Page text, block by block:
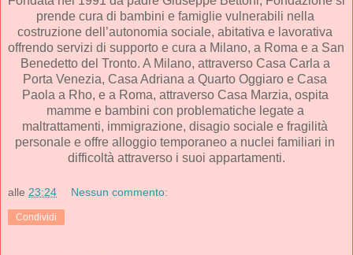
prende cura di bambini e famiglie vulnerabili nella
costruzione dell’autonomia sociale, abitativa e lavorativa
offrendo servizi di supporto e cura a Milano, a Roma e a San
Benedetto del Tronto. A Milano, attraverso Casa Carla a
Porta Venezia, Casa Adriana a Quarto Oggiaro e Casa
Paola a Rho, e a Roma, attraverso Casa Marzia, ospita
mamme e bambini con problematiche legate a
maltrattamenti, immigrazione, disagio sociale e fragilità
personale e offre alloggio temporaneo a nuclei familiari in
difficoltà attraverso i suoi appartamenti.
alle 23:24 Nessun commento:
Condividi